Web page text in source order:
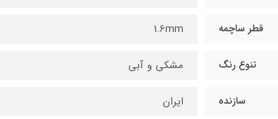
قطر ساچمه 1.6mm
تنوع رنگ مشکی و آبی
سازنده ایران